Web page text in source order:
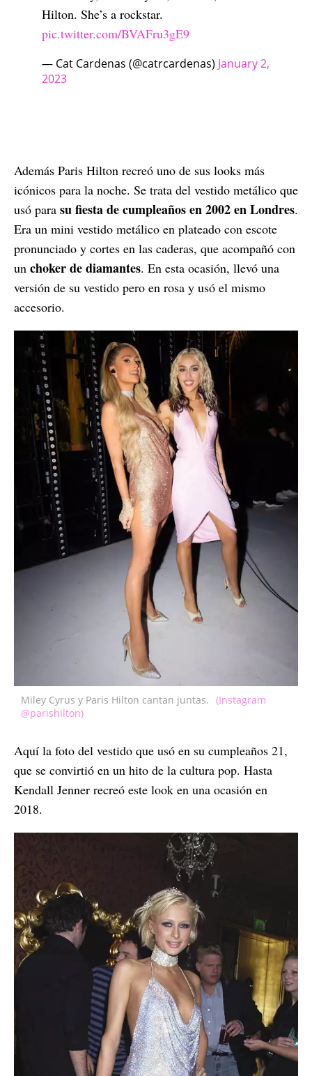
Hilton. She’s a rockstar.
pic.twitter.com/BVAFru3gE9
— Cat Cardenas (@catrcardenas) January 2,
2023
Además Paris Hilton recreó uno de sus looks más
icónicos para la noche. Se trata del vestido metálico que
usó para su fiesta de cumpleaños en 2002 en Londres.
Era un mini vestido metálico en plateado con escote
pronunciado y cortes en las caderas, que acompañó con
un choker de diamantes. En esta ocasión, llevó una
versión de su vestido pero en rosa y usó el mismo
accesorio.
Miley Cyrus y Paris Hilton cantan juntas. (Instagram
@parishilton)
Aquí la foto del vestido que usó en su cumpleaños 21,
que se convirtió en un hito de la cultura pop. Hasta
Kendall Jenner recreó este look en una ocasión en
2018.